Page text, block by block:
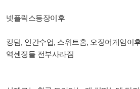
넷플릭스등장이후
킹덤, 인간수업, 스위트홈, 오징어게임이
역센징들 전부사라짐